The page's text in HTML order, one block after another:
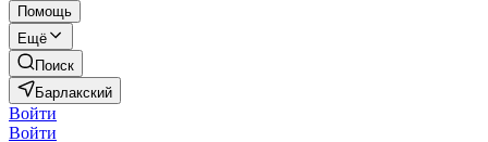
Помощь
Ещё
Поиск
Барлакский
Войти
Войти